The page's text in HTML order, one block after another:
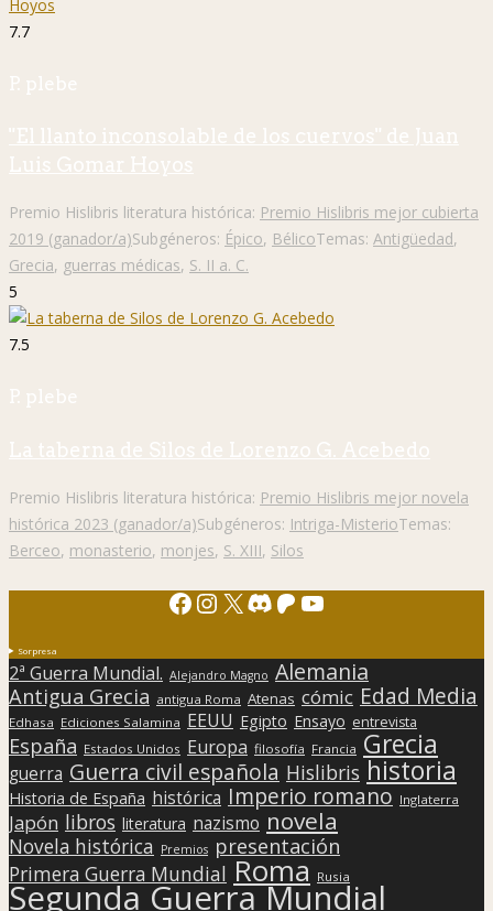
7.7
P. plebe
"El llanto inconsolable de los cuervos" de Juan
Luis Gomar Hoyos
Premio Hislibris literatura histórica: Premio Hislibris mejor cubierta
2019 (ganador/a)Subgéneros: Épico, BélicoTemas: Antigüedad,
Grecia, guerras médicas, S. II a. C.
5
7.5
P. plebe
La taberna de Silos de Lorenzo G. Acebedo
Premio Hislibris literatura histórica: Premio Hislibris mejor novela
histórica 2023 (ganador/a)Subgéneros: Intriga-MisterioTemas:
Berceo, monasterio, monjes, S. XIII, Silos
Facebook
Instagram
X Discord
Patreon
YouTube
Sorpresa
2ª Guerra Mundial. Alejandro Magno Alemania
Antigua Grecia antigua Roma Atenas cómic Edad Media
Edhasa Ediciones Salamina EEUU Egipto Ensayo entrevista
España Estados Unidos Europa filosofía Francia Grecia
guerra Guerra civil española Hislibris historia
Historia de España histórica Imperio romano Inglaterra
Japón libros literatura nazismo novela
Novela histórica Premios presentación
Primera Guerra Mundial Roma Rusia
Segunda Guerra Mundial